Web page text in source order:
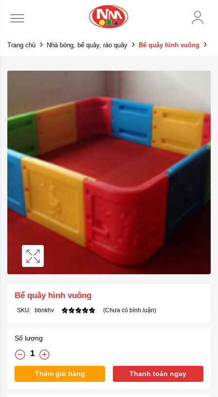
Trang chủ Nhà bóng, bể quây, rào quây Bể quây hình vuông
Bể quây hình vuông
SKU: bbnkhv (Chưa có bình luận)
Số lượng
Thêm giỏ hàng Thanh toán ngay